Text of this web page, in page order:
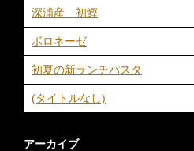
深浦産 初鰹
ボロネーゼ
初夏の新ランチパスタ
(タイトルなし)
アーカイブ